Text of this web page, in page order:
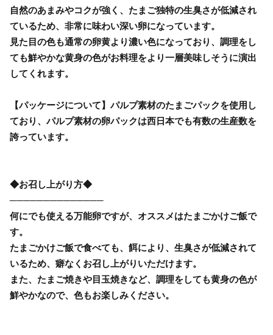
自然のあまみやコクが強く、たまご独特の生臭さが低減され
ているため、非常に味わい深い卵になっています。
見た目の色も通常の卵黄より濃い色になっており、調理をし
ても鮮やかな黄身の色がお料理をより一層美味しそうに演出
してくれます。
【パッケージについて】パルプ素材のたまごパックを使用し
ており、パルプ素材の卵パックは西日本でも有数の生産数を
誇っています。
◆お召し上がり方◆
──────────────
何にでも使える万能卵ですが、オススメはたまごかけご飯で
す。
たまごかけご飯で食べても、餌により、生臭さが低減されて
いるため、癖なくお召し上がりいただけます。
また、たまご焼きや目玉焼きなど、調理をしても黄身の色が
鮮やかなので、色もお楽しみください。